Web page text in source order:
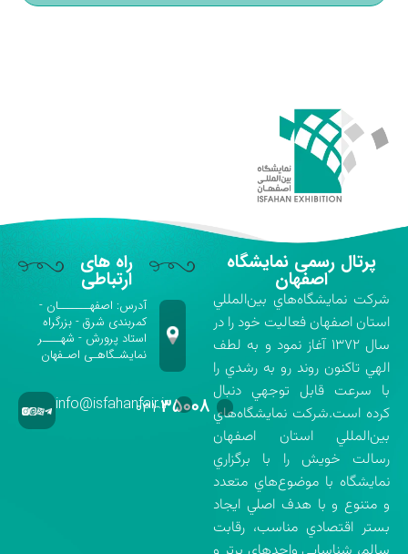
پرتال رسمی نمایشگاه
اصفهان
شركت نمايشگاه‌هاي بين‌المللي
استان اصفهان فعاليت خود را در
سال ۱۳۷۲ آغاز نمود و به لطف
الهي تاكنون روند رو به رشدي را
با سرعت قابل توجهي دنبال
كرده است.شركت نمايشگاه‌هاي
بين‌المللي استان اصفهان
رسالت خويش را با برگزاري
نمايشگاه با موضوع‌هاي متعدد
و متنوع و با هدف اصلي ايجاد
بستر اقتصادي مناسب، رقابت
راه های
ارتباطی
آدرس: اصفهـــــــان -
کمربندی شرق - بزرگراه
استاد پرورش - شهــــر
نمایشـگاهـی اصـفهان
۰۳۱-۳۵۰۰۸info@isfahanfair.ir